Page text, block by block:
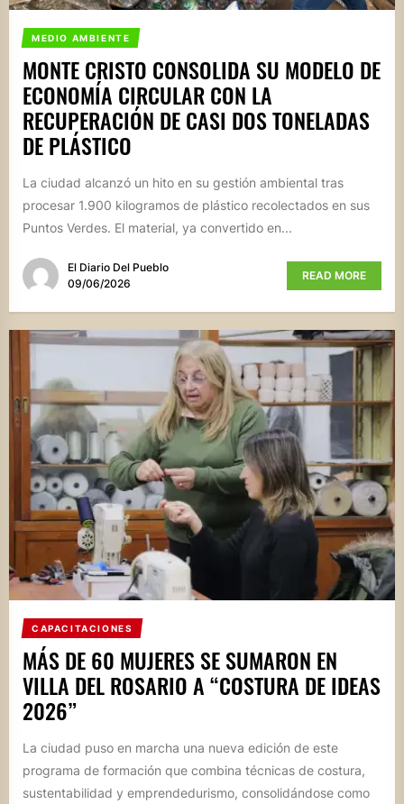
MEDIO AMBIENTE
MONTE CRISTO CONSOLIDA SU MODELO DE
ECONOMÍA CIRCULAR CON LA
RECUPERACIÓN DE CASI DOS TONELADAS
DE PLÁSTICO
La ciudad alcanzó un hito en su gestión ambiental tras
procesar 1.900 kilogramos de plástico recolectados en sus
Puntos Verdes. El material, ya convertido en...
El Diario Del Pueblo
09/06/2026
READ MORE
CAPACITACIONES
MÁS DE 60 MUJERES SE SUMARON EN
VILLA DEL ROSARIO A “COSTURA DE IDEAS
2026”
La ciudad puso en marcha una nueva edición de este
programa de formación que combina técnicas de costura,
sustentabilidad y emprendedurismo, consolidándose como